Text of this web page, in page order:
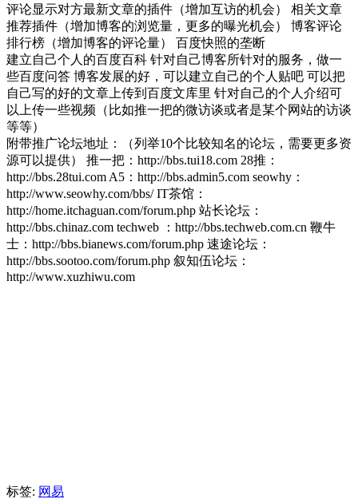
评论显示对方最新文章的插件（增加互访的机会） 相关文章
推荐插件（增加博客的浏览量，更多的曝光机会） 博客评论
排行榜（增加博客的评论量） 百度快照的垄断
建立自己个人的百度百科 针对自己博客所针对的服务，做一
些百度问答 博客发展的好，可以建立自己的个人贴吧 可以把
自己写的好的文章上传到百度文库里 针对自己的个人介绍可
以上传一些视频（比如推一把的微访谈或者是某个网站的访谈
等等）
附带推广论坛地址：（列举10个比较知名的论坛，需要更多资
源可以提供） 推一把：http://bbs.tui18.com 28推：
http://bbs.28tui.com A5：http://bbs.admin5.com seowhy：
http://www.seowhy.com/bbs/ IT茶馆：
http://home.itchaguan.com/forum.php 站长论坛：
http://bbs.chinaz.com techweb ：http://bbs.techweb.com.cn 鞭牛
士：http://bbs.bianews.com/forum.php 速途论坛：
http://bbs.sootoo.com/forum.php 叙知伍论坛：
http://www.xuzhiwu.com
标签: 网易